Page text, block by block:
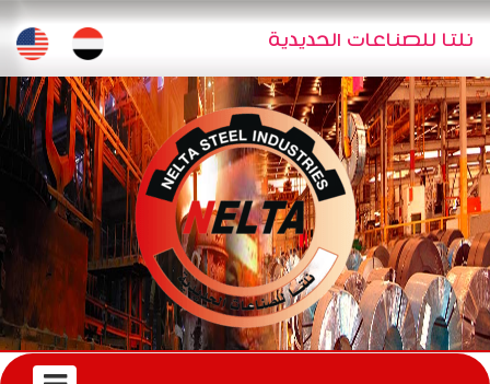
تجاوز إلى المحتوى الرئيسي
اللغات نلتا للصناعات الحديدية